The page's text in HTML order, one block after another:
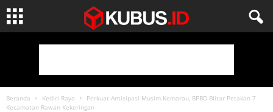
Beranda Kediri Raya
Perkuat Antisipasi Musim Kemarau, BPBD Blitar Petakan 7
Kecamatan Rawan Kekeringan